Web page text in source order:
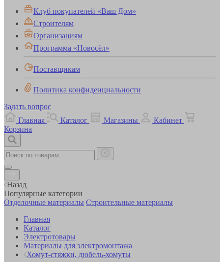
Клуб покупателей «Ваш Дом»
Строителям
Организациям
Программа «Новосёл»
Поставщикам
Политика конфиденциальности
Задать вопрос
Главная
Каталог Магазины
Кабинет
Корзина
Назад
Популярные категории
Отделочные материалы Строительные материалы
Главная
Каталог
Электротовары
Материалы для электромонтажа
Хомут-стяжки, дюбель-хомуты